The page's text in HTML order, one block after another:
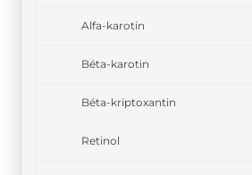
Alfa-karotin
Béta-karotin
Béta-kriptoxantin
Retinol